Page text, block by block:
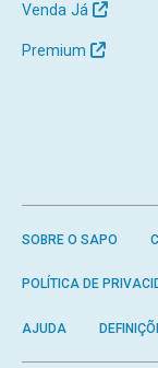
Venda Já
Premium
SOBRE O SAPO
POLÍTICA DE
AJUDA